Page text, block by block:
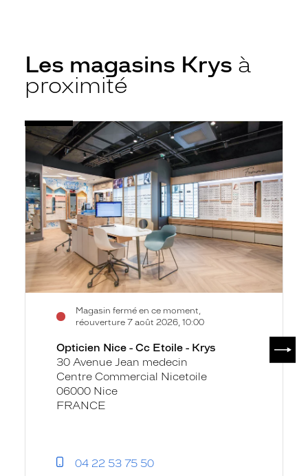
Les magasins Krys à
proximité
Opticien
Nice
-
Cc
Etoile
-
Krys
Magasin fermé en ce moment,
réouverture 7 août 2026, 10:00
Voir
fiche
Opticien Nice - Cc Etoile - Krys
30 Avenue Jean medecin
Centre Commercial Nicetoile
06000 Nice
FRANCE
04 22 53 75 50